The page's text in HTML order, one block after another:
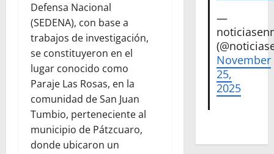
Defensa Nacional
(SEDENA), con base a
trabajos de investigación,
se constituyeron en el
lugar conocido como
Paraje Las Rosas, en la
comunidad de San Juan
Tumbio, perteneciente al
municipio de Pátzcuaro,
donde ubicaron un
—
November
25,
2025